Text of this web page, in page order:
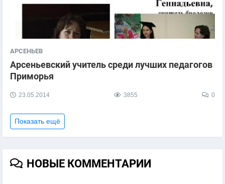
АРСЕНЬЕВ
Арсеньевский учитель среди лучших педагогов
Приморья
23.05.2014 3855 0
Показать ещё
НОВЫЕ КОММЕНТАРИИ